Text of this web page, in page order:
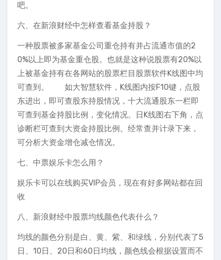
吧。
六、在新浪财经中怎样查看基金持股？
一种股票被多家基金公司重仓持有并占流通市值的2
0%以上即为基金重仓股。也就是这种说股票有20%以
上被基金持有在各网站的股票栏目股票软件K线图中均
可查到。 如大智慧软件，K线图内按F10键，点股
东进出，即可查股东持股情况，十大流通股东一栏即
可查到基金持股比例，变化情况。日K线图右下角，点
诊断栏可查到大资金持股比例。经常查并计录下来，
可分析大资金增仓减仓情况。
七、中票娱乐卡怎么用？
娱乐卡可以在线购买VIP会员，现在有好多网站都在回
收
八、新浪财经中股票均线颜色代表什么？
均线的颜色分别是白、黄、紫、和绿线，分别代表了5
日、10日、20日和60日均线，颜色线会根据设置而不